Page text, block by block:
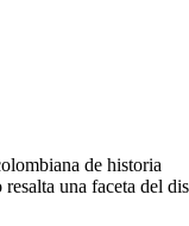
de historia
una faceta del